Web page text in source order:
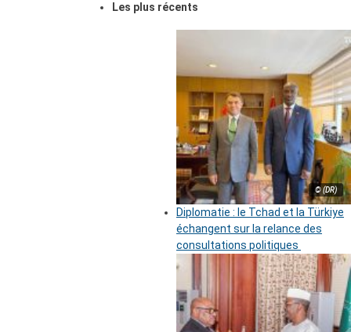
Les plus récents
© (DR)
Diplomatie : le Tchad et la Türkiye
échangent sur la relance des
consultations politiques